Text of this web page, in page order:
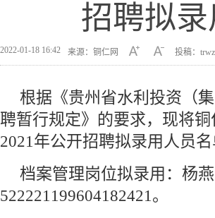
招聘拟
2022-01-18 16:42 来源：铜仁网 投稿：
根据《贵州省水利投资（
聘暂行规定》的要求，现将
2021年公开招聘拟录用人员名
档案管理岗位拟录用：杨
522221199604182421。